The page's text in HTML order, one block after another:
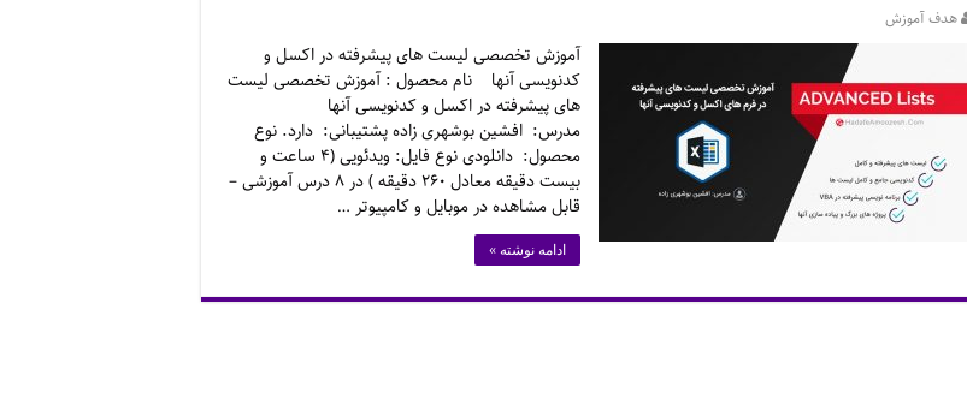
هدف آموزش
آموزش تخصصی لیست های پیشرفته در اکسل و
کدنویسی آنها نام محصول : آموزش تخصصی لیست
های پیشرفته در اکسل و کدنویسی آنها
مدرس: افشین بوشهری زاده پشتیبانی: دارد. نوع
محصول: دانلودی نوع فایل: ویدئویی (۴ ساعت و
بیست دقیقه معادل ۲۶۰ دقیقه ) در ۸ درس آموزشی –
قابل مشاهده در موبایل و کامپیوتر …
ادامه نوشته »